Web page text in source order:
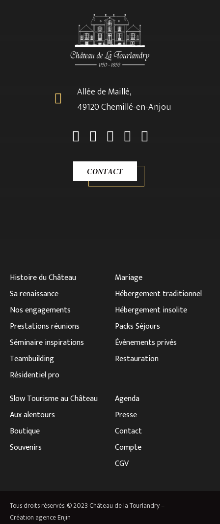
Allée de Maillé,
49120 Chemillé-en-Anjou
CONTACT
Histoire du Château
Sa renaissance
Nos engagements
Prestations réunions
Séminaire inspirations
Teambuilding
Résidentiel pro
Mariage
Hébergement traditionnel
Hébergement insolite
Packs Séjours
Évènements privés
Restauration
Slow Tourisme au Château
Aux alentours
Boutique
Souvenirs
Agenda
Presse
Contact
Compte
CGV
Tous droits réservés. © 2023 Château de la Tourlandry –
Création agenceEnjin